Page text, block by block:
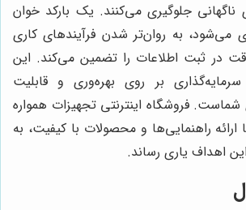
جلوگیری می‌کنند. یک بارکد خوان
می‌شود، به روان‌تر شدن فرآیندهای کاری
در ثبت اطلاعات را تضمین می‌کند. این
سرمایه‌گذاری بر روی بهره‌وری و قابلیت
فروشگاه اینترنتی تجهیزات همواره
ارائه راهنمایی‌ها و محصولات با کیفیت، به
اهداف یاری رساند.